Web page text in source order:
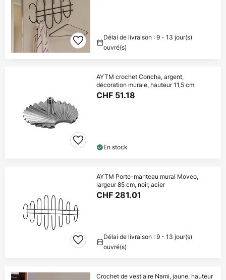
Délai de livraison : 9 - 13 jour(s)
ouvré(s)
AYTM crochet Concha, argent,
décoration murale, hauteur 11,5 cm
CHF 51.18
En stock
AYTM Porte-manteau mural Moveo,
largeur 85 cm, noir, acier
CHF 281.01
Délai de livraison : 9 - 13 jour(s)
ouvré(s)
Crochet de vestiaire Nami, jaune, hauteur